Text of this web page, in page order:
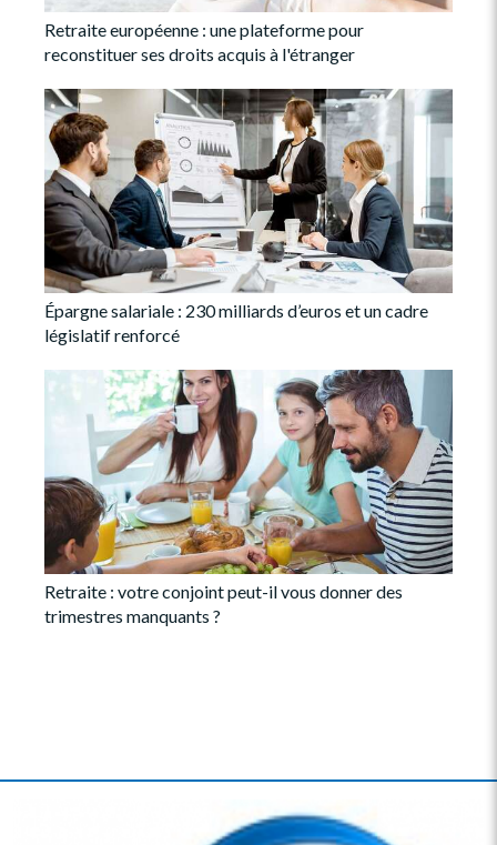
Retraite européenne : une plateforme pour
reconstituer ses droits acquis à l'étranger
Épargne salariale : 230 milliards d’euros et un cadre
législatif renforcé
Retraite : votre conjoint peut-il vous donner des
trimestres manquants ?